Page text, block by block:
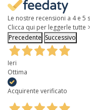
Le nostre recensioni a 4 e 5
Clicca qui per leggerle tutte
Precedente Successivo
Ieri
Ottima
Acquirente verificato